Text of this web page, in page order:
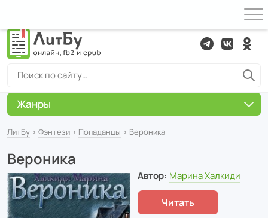
ЛитБу › Фэнтези › Попаданцы › Вероника
Вероника
Автор: Марина Халкиди
Читать
Жанры